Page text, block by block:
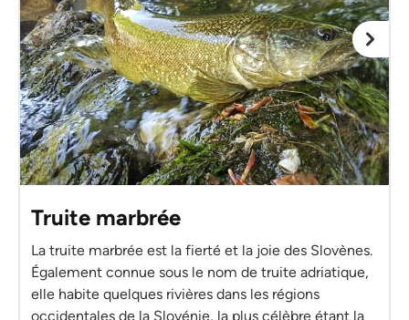
Truite marbrée
La truite marbrée est la fierté et la joie des Slovènes.
Également connue sous le nom de truite adriatique,
elle habite quelques rivières dans les régions
occidentales de la Slovénie, la plus célèbre étant la